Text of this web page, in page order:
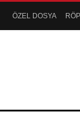
ÖZEL DOSYA